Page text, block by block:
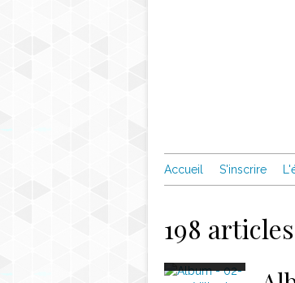
Accueil S'inscrire
198